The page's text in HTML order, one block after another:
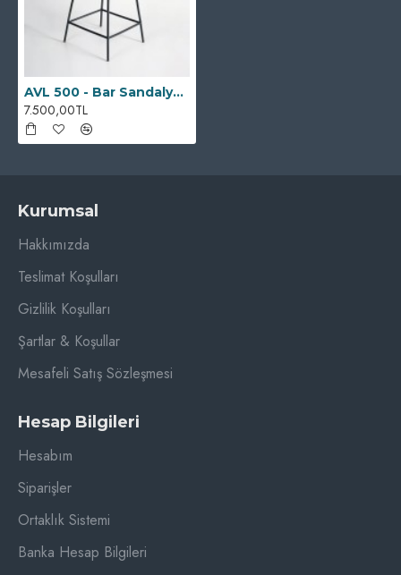
AVL 500 - Bar Sandalyesi
7.500,00TL
Kurumsal
Hakkımızda
Teslimat Koşulları
Gizlilik Koşulları
Şartlar & Koşullar
Mesafeli Satış Sözleşmesi
Hesap Bilgileri
Hesabım
Siparişler
Ortaklık Sistemi
Banka Hesap Bilgileri